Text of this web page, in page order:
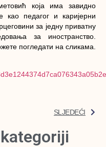
која има завидно
као педагог и каријерни
за једну приватну
за иностранство.
погледати на сликама.
SLJEDEĆI